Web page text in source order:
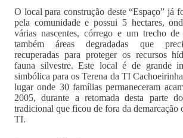
O local para construção deste “Espaço” já
pela comunidade e possui 5 hectares,
várias nascentes, córrego e um trecho
também áreas degradadas que
recuperadas para proteger os recursos
fauna silvestre. Este local é de grande
simbólica para os Terena da TI
lugar onde 30 famílias permaneceram
2005, durante a retomada desta parte
tradicional que ficou de fora da demarcação
TI.